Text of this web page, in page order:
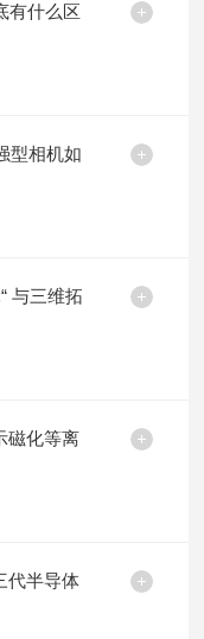
有什么区
型相机如
与三维拓
磁化等离
代半导体